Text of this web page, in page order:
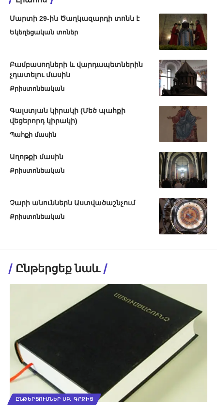
Մարտի 29-ին Ծաղկազարդի տոնն է
Եկեղեցական տոներ
Բամբասողների և վարդապետներին
չդատելու մասին
Քրիստոնեական
Գալստյան կիրակի (Մեծ պահքի
վեցերորդ կիրակի)
Պահքի մասին
Աղոթքի մասին
Քրիստոնեական
Չարի անուններն Աստվածաշնչում
Քրիստոնեական
Ընթերցեք նաև
ԸՆԹԵՐՑՈՒՄՆԵՐ ՍԲ. ԳՐՔԻՑ